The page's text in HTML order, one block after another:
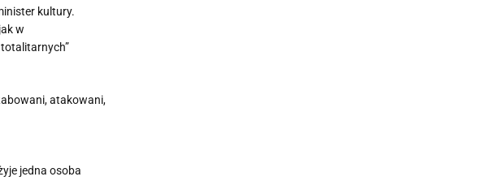
kultury.
w
atakowani,
jedna osoba